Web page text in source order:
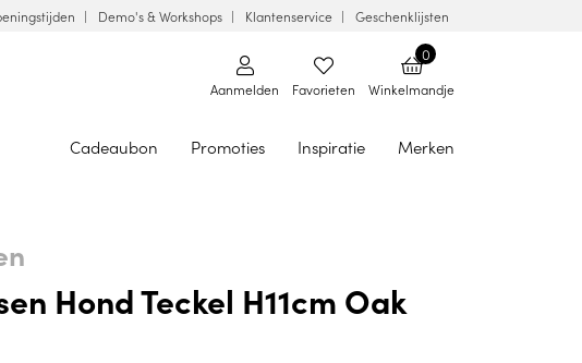
Demo's & Workshops Klantenservice Geschenklijsten
Aanmelden Favorieten
0
Winkelmandje
Cadeaubon Promoties Inspiratie Merken
Hond Teckel H11cm Oak